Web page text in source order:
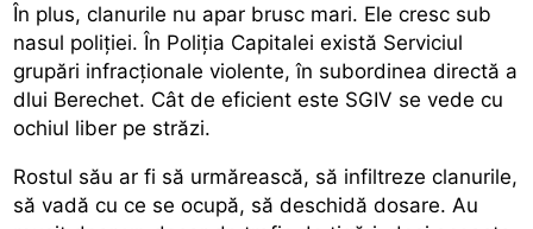
În plus, clanurile nu apar brusc mari. Ele cresc sub
nasul poliției. În Poliția Capitalei există Serviciul
grupări infracționale violente, în subordinea directă a
dlui Berechet. Cât de eficient este SGIV se vede cu
ochiul liber pe străzi.
Rostul său ar fi să urmărească, să infiltreze clanurile,
să vadă cu ce se ocupă, să deschidă dosare. Au